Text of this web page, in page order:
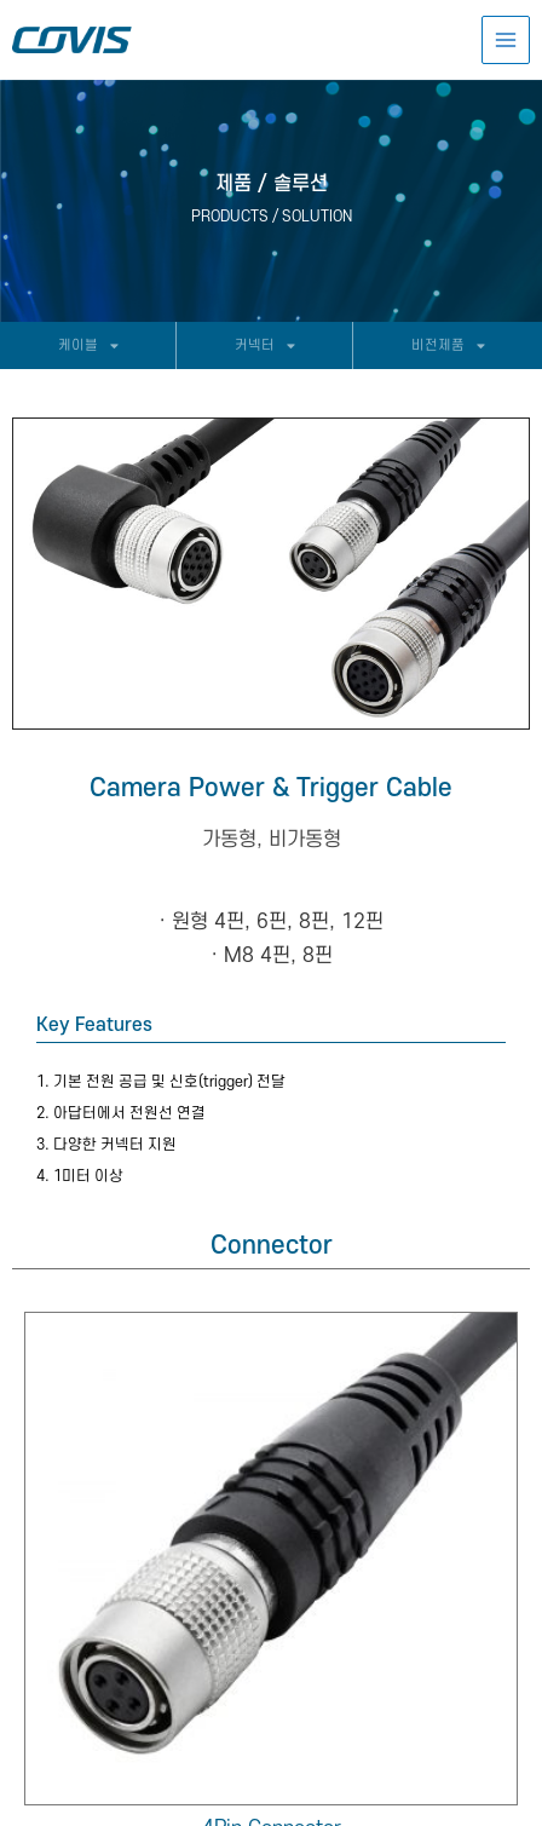
츠
제품 / 솔루션
PRODUCTS / SOLUTION
케이블 커넥터 비전제품
Camera Power & Trigger Cable
가동형, 비가동형
· 원형 4핀, 6핀, 8핀, 12핀
· M8 4핀, 8핀
Key Features
1. 기본 전원 공급 및 신호(trigger) 전달
2. 아답터에서 전원선 연결
3. 다양한 커넥터 지원
4. 1미터 이상
Connector